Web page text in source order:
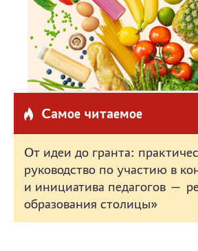
Самое читаемое
От идеи до гранта:
руководство по участию в
и инициатива педагогов —
образования столицы»